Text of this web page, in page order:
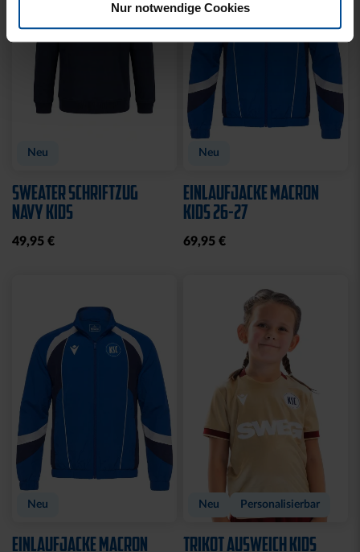
Nur notwendige Cookies
Neu
SWEATER SCHRIFTZUG
NAVY KIDS
49,95 €
Neu
EINLAUFJACKE MACRON
KIDS 26-27
69,95 €
Neu
EINLAUFJACKE MACRON
Neu Personalisierbar
TRIKOT AUSWEICH KIDS